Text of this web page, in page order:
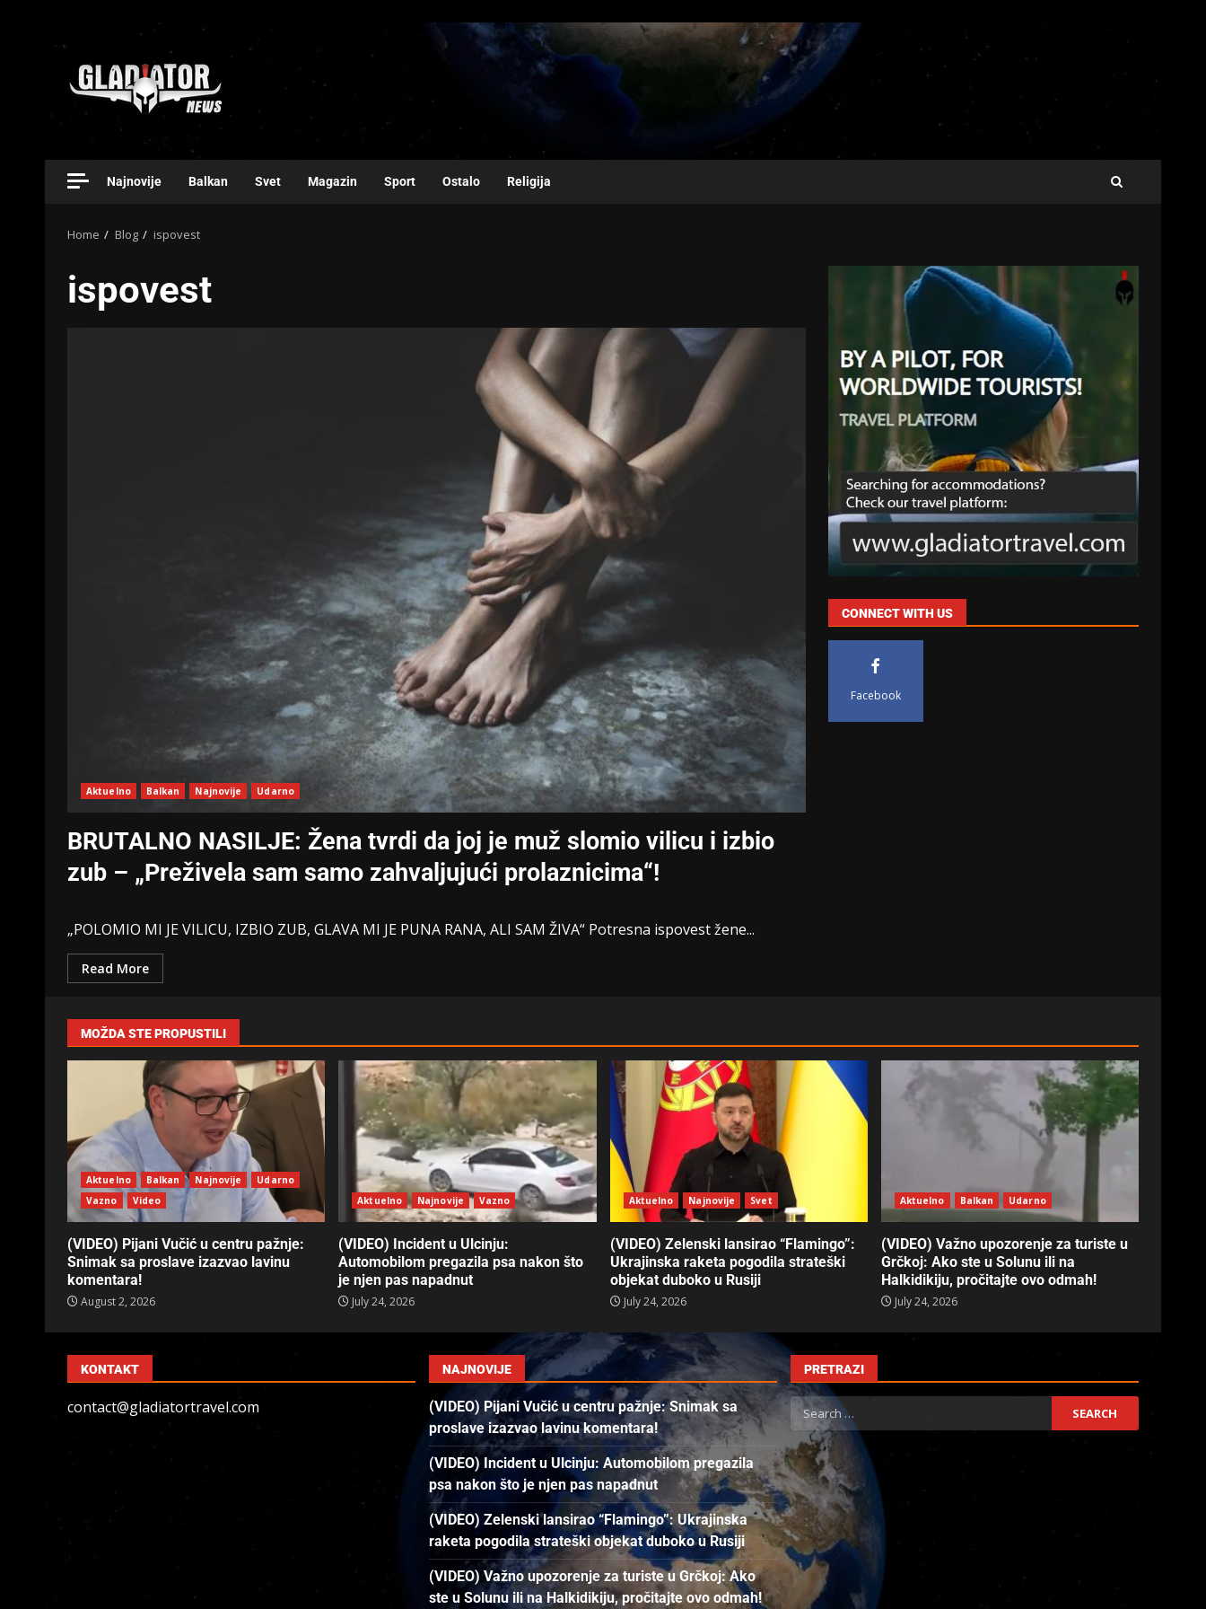
Najnovije Balkan Svet Magazin Sport Ostalo Religija
Home Blog ispovest
ispovest
Aktuelno Balkan Najnovije Udarno
BRUTALNO NASILJE: Žena tvrdi da joj je muž slomio vilicu i izbio
zub – „Preživela sam samo zahvaljujući prolaznicima“!
„POLOMIO MI JE VILICU, IZBIO ZUB, GLAVA MI JE PUNA RANA, ALI SAM ŽIVA“ Potresna ispovest žene...
Read More
CONNECT WITH US
Facebook
MOŽDA STE PROPUSTILI
Aktuelno Balkan Najnovije
Udarno
Vazno
Video
(VIDEO) Pijani Vučić u centru pažnje:
Snimak sa proslave izazvao lavinu
komentara!
August 2, 2026
Aktuelno Najnovije Vazno
(VIDEO) Incident u Ulcinju:
Automobilom pregazila psa nakon što
je njen pas napadnut
July 24, 2026
Aktuelno Najnovije Svet
(VIDEO) Zelenski lansirao “Flamingo”:
Ukrajinska raketa pogodila strateški
objekat duboko u Rusiji
July 24, 2026
Aktuelno Balkan Udarno
(VIDEO) Važno upozorenje za turiste u
Grčkoj: Ako ste u Solunu ili na
Halkidikiju, pročitajte ovo odmah!
July 24, 2026
KONTAKT
contact@gladiatortravel.com
NAJNOVIJE
(VIDEO) Pijani Vučić u centru pažnje: Snimak sa
proslave izazvao lavinu komentara!
(VIDEO) Incident u Ulcinju: Automobilom pregazila
psa nakon što je njen pas napadnut
(VIDEO) Zelenski lansirao “Flamingo”: Ukrajinska
raketa pogodila strateški objekat duboko u Rusiji
(VIDEO) Važno upozorenje za turiste u Grčkoj: Ako
ste u Solunu ili na Halkidikiju, pročitajte ovo odmah!
PRETRAZI